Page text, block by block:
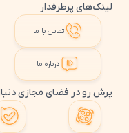
لینک‌های پرطرفدار
تماس با ما
درباره ما
پرش رو در فضای مجازی